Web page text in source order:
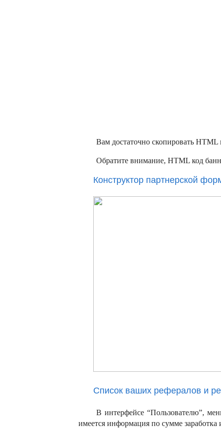
Вам достаточно скопировать HTML
Обратите внимание, HTML код
Конструктор партнерской
Список ваших рефералов и
В интерфейсе “Пользователю”,
имеется информация по сумме заработка